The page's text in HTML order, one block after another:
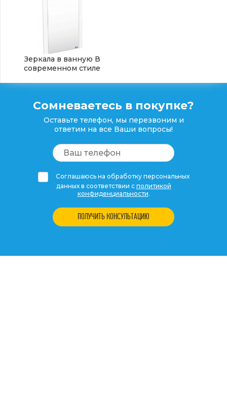
Зеркала в ванную В
современном стиле
Сомневаетесь в покупке?
Оставьте телефон, мы перезвоним и
ответим на все Ваши вопросы!
Соглашаюсь на обработку персональных
данных в соответствии с политикой
конфиденциальности.
ПОЛУЧИТЬ КОНСУЛЬТАЦИЮ